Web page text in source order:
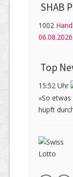
SHAB
1002
06.08.2026
Top
15:52 Uhr
«So
hüpft